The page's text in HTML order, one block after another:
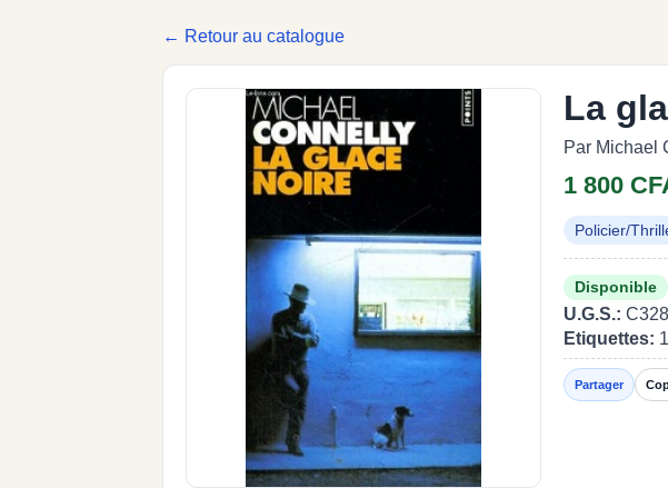
← Retour au catalogue
La
Par Michael
1 800
Policier/
Disponible
U.G.S.:
Etiquettes:
Partager